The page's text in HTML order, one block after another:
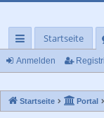
ch
llz
Startseite
Anmelden
Startseite Portal